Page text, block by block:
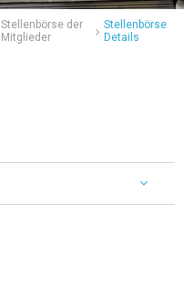
Stellenbörse der
Mitglieder
Stellenbörse
Details